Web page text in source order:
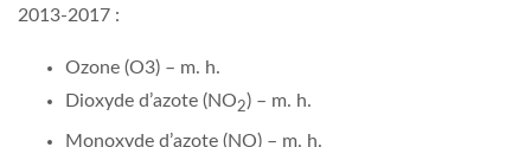
2013-2017 :
Ozone (O3) – m. h.
Dioxyde d’azote (NO2) – m. h.
Monoxyde d’azote (NO) – m. h.